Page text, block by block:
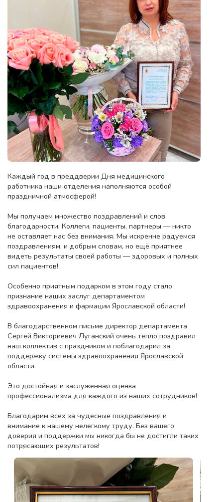
Каждый год в преддверии Дня медицинского
работника наши отделения наполняются особой
праздничной атмосферой!
Мы получаем множество поздравлений и слов
благодарности. Коллеги, пациенты, партнеры — никто
не оставляет нас без внимания. Мы искренне радуемся
поздравлениям, и добрым словам, но ещё приятнее
видеть результаты своей работы — здоровых и полных
сил пациентов!
Особенно приятным подарком в этом году стало
признание наших заслуг департаментом
здравоохранения и фармации Ярославской области!
В благодарственном письме директор департамента
Сергей Викториевич Луганский очень тепло поздравил
наш коллектив с праздником и поблагодарил за
поддержку системы здравоохранения Ярославской
области.
Это достойная и заслуженная оценка
профессионализма для каждого из наших сотрудников!
Благодарим всех за чудесные поздравления и
внимание к нашему нелегкому труду. Без вашего
доверия и поддержки мы никогда бы не достигли таких
потрясающих результатов!